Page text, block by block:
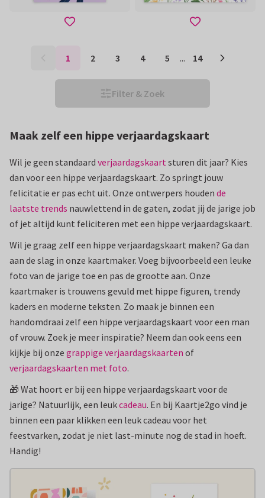
1 2 3 4 5 ... 14
Filter & Zoek
Maak zelf een hippe verjaardagskaart
Wil je geen standaard verjaardagskaart sturen dit jaar? Kies
dan voor een hippe verjaardagskaart. Zo springt jouw
felicitatie er pas echt uit. Onze ontwerpers houden de
laatste trends nauwlettend in de gaten, zodat jij de jarige job
of jet altijd kunt feliciteren met een hippe verjaardagskaart.
Wil je graag zelf een hippe verjaardagskaart maken? Ga dan
aan de slag in onze kaartmaker. Voeg bijvoorbeeld een leuke
foto van de jarige toe en pas de grootte aan. Onze
kaartmaker is trouwens gevuld met hippe figuren, trendy
kaders en moderne teksten. Zo maak je binnen een
handomdraai zelf een hippe verjaardagskaart voor een man
of vrouw. Zoek je meer inspiratie? Neem dan ook eens een
kijkje bij onze grappige verjaardagskaarten of
verjaardagskaarten met foto.
🎁 Wat hoort er bij een hippe verjaardagskaart voor de
jarige? Natuurlijk, een leukcadeau. En bij Kaartje2go vind je
binnen een paar klikken een leuk cadeau voor het
feestvarken, zodat je niet last-minute nog de stad in hoeft.
Handig!